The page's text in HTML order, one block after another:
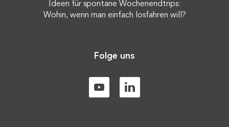
Ideen für spontane Wochenendtrips:
Wohin, wenn man einfach losfahren will?
Folge uns